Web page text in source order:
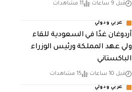
قبل 9 ساعات 11 مشاهدات
عربي ودولي
أردوغان غدًا في السعودية للقاء
ولي عهد المملكة ورئيس الوزراء
الباكستاني
قبل 10 ساعات 15 مشاهدات
عربي ودولي